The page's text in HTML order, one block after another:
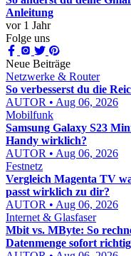
Anleitung
vor 1 Jahr
Folge uns
Neue Beiträge
Netzwerke & Router
So verbesserst du die
AUTOR • Aug 06, 2026
Mobilfunk
Samsung Galaxy S23
Handy wirklich?
AUTOR • Aug 06, 2026
Festnetz
Vergleich Magenta TV
passt wirklich zu dir?
AUTOR • Aug 06, 2026
Internet & Glasfaser
Mbit vs. MByte: So
Datenmenge sofort richtig